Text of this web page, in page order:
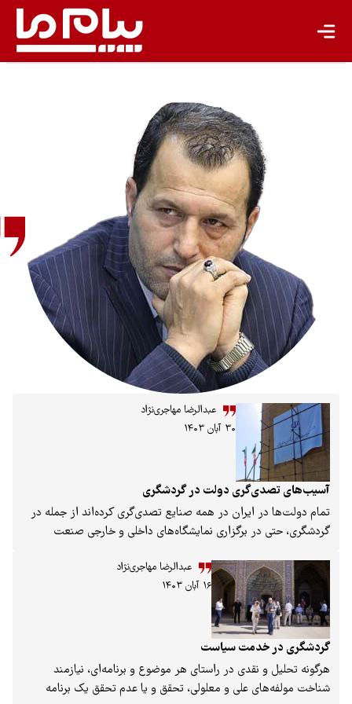
علمی
پژوهشگاه
میراث‌فرهنگی
عبدالرضا مهاجری‌نژاد
۳۰ آبان ۱۴۰۳
دولت در گردشگری
در همه صنایع تصدی‌گری کرده‌اند از جمله در
برگزاری نمایشگاه‌های داخلی و خارجی صنعت
تورگردانان، هتلداران و فعالان بخش خصوصی
از جمله اتاق بازرگانی ایران و تهران، باز شاهد
دولت‌ها در نمایشگاه‌های گردشگری هستیم.
دو مقوله موازی در خوانش مدیران ارشد
بوده است. درصورتی‌‌که به استقلال حداقلی
بخش خصوصی در اصل ۴۴ قانون اساسی و سند چشم‌انداز اشاره شده
اهداف بخش خصوصی مشخص شده است،
عبدالرضا مهاجری‌نژاد
۱۶ آبان ۱۴۰۳
سیاست
در راستای هر موضوع و برنامه‌ای، نیازمند
علی و معلولی، تحقق و یا عدم تحقق یک برنامه